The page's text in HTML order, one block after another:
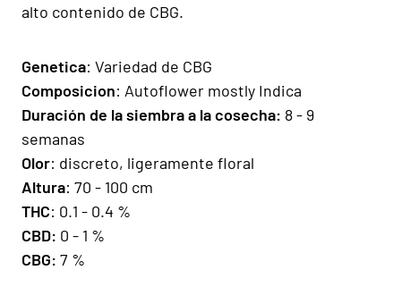
alto contenido de CBG.
Genetica: Variedad de CBG
Composicion: Autoflower mostly Indica
Duración de la siembra a la cosecha: 8 - 9
semanas
Olor: discreto, ligeramente floral
Altura: 70 - 100 cm
THC: 0.1 - 0.4 %
CBD: 0 - 1 %
CBG: 7 %